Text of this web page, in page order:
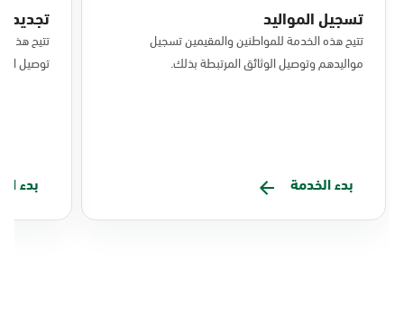
تسجيل المواليد
تتيح هذه الخدمة للمواطنين والمقيمين تسجيل
مواليدهم وتوصيل الوثائق المرتبطة بذلك.
بدء الخدمة
تجديد
تتيح هذه
توصيل
بدء